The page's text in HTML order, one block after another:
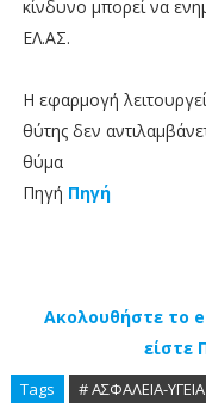
κίνδυνο μπορεί να
ΕΛ.ΑΣ.
Η εφαρμογή
θύτης δεν
θύμα
Πηγή Πηγή
Ακολουθήστε το
είστε
Tags # ΑΣΦΑΛΕΙΑ-ΥΓΕΙΑ